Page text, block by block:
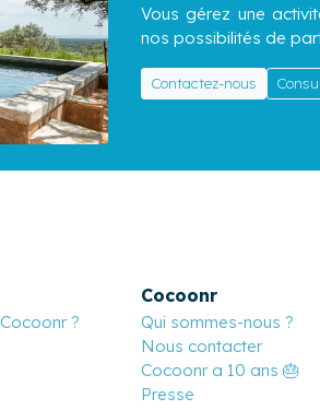
Vous gérez une
nos possibilités de
Contactez-nous
?
Cocoonr
Qui sommes-nous ?
Nous contacter
Cocoonr a 10 ans 🎂
Presse